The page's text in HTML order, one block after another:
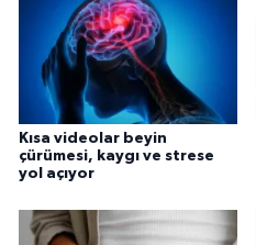
Kısa videolar beyin
çürümesi, kaygı ve strese
yol açıyor